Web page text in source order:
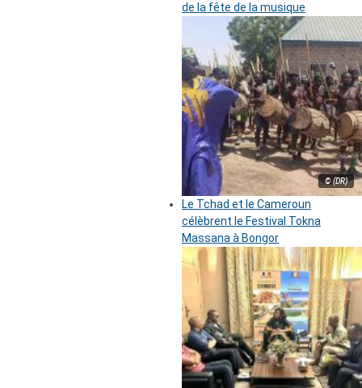
de la fête de la musique
© (DR)
Le Tchad et le Cameroun
célèbrent le Festival Tokna
Massana à Bongor